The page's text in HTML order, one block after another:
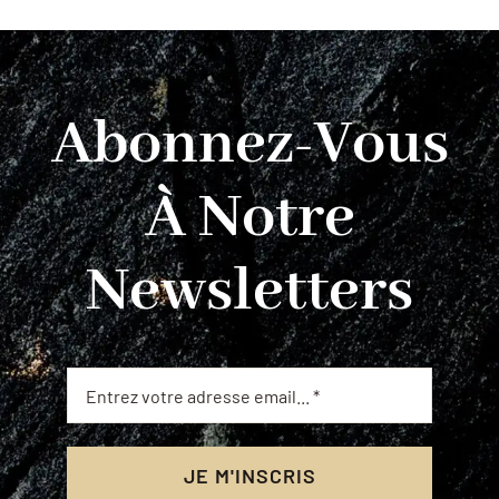
Abonnez-Vous
À Notre
Newsletters
JE M'INSCRIS